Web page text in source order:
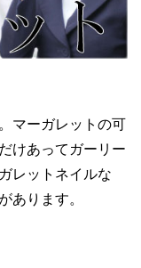
マーガレットの可
けあってガーリー
レットネイルな
あります。